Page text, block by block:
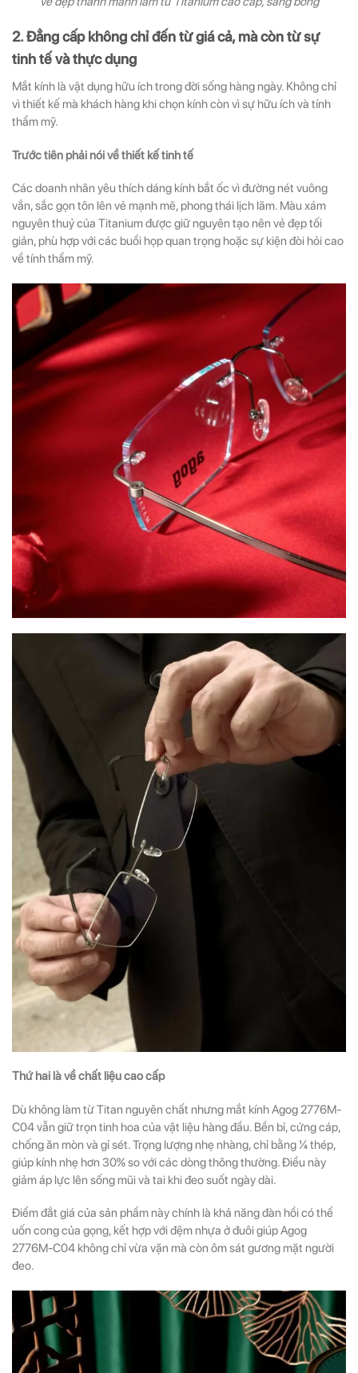
2. Đẳng cấp không chỉ đến từ giá cả, mà còn từ sự
tinh tế và thực dụng
Mắt kính là vật dụng hữu ích trong đời sống hàng ngày. Không chỉ
vì thiết kế mà khách hàng khi chọn kính còn vì sự hữu ích và tính
thẩm mỹ.
Trước tiên phải nói về thiết kế tinh tế
Các doanh nhân yêu thích dáng kính bắt ốc vì đường nét vuông
vắn, sắc gọn tôn lên vẻ mạnh mẽ, phong thái lịch lãm. Màu xám
nguyên thuỷ của Titanium được giữ nguyên tạo nên vẻ đẹp tối
giản, phù hợp với các buổi họp quan trọng hoặc sự kiện đòi hỏi cao
về tính thẩm mỹ.
Thứ hai là về chất liệu cao cấp
Dù không làm từ Titan nguyên chất nhưng mắt kính Agog 2776M-
C04 vẫn giữ trọn tinh hoa của vật liệu hàng đầu. Bền bỉ, cứng cáp,
chống ăn mòn và gỉ sét. Trọng lượng nhẹ nhàng, chỉ bằng ¼ thép,
giúp kính nhẹ hơn 30% so với các dòng thông thường. Điều này
giảm áp lực lên sống mũi và tai khi đeo suốt ngày dài.
Điểm đắt giá của sản phẩm này chính là khả năng đàn hồi có thể
uốn cong của gọng, kết hợp với đệm nhựa ở đuôi giúp Agog
2776M-C04 không chỉ vừa vặn mà còn ôm sát gương mặt người
đeo.